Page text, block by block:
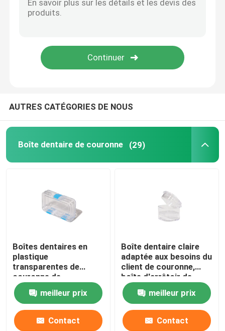
Pièces d'éjecteur de salive
AUTRES CATÉGORIES DE NOUS
Boîte dentaire de couronne (29)
Boîtes dentaires en
plastique
transparentes de
couronne de
laboratoire avec le
matériel de film de la
picoseconde TPU
meilleur prix
Contact
Boîte dentaire claire
adaptée aux besoins du
client de couronne,
boîte d'arrêtoir de
dents de 1 pouce pour
le laboratoire dentaire
meilleur prix
Contact